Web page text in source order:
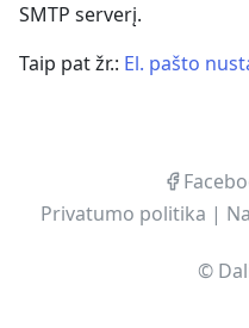
SMTP serverį.
Taip pat žr.: El. pašto
Privatumo politika |
©